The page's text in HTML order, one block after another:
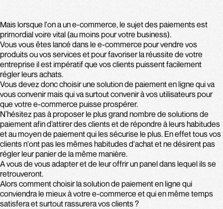
Body
Mais lorsque l'on a un e-commerce, le sujet des paiements est
primordial voire vital (au moins pour votre business).
Vous vous êtes lancé dans le e-commerce pour vendre vos
produits ou vos services et pour favoriser la réussite de votre
entreprise il est impératif que vos clients puissent facilement
régler leurs achats.
Vous devez donc choisir une solution de paiement en ligne qui va
vous convenir mais qui va surtout convenir à vos utilisateurs pour
que votre e-commerce puisse prospérer.
N’hésitez pas à proposer le plus grand nombre de solutions de
paiement afin d’attirer des clients et de répondre à leurs habitudes
et au moyen de paiement qui les sécurise le plus. En effet tous vos
clients n'ont pas les mêmes habitudes d'achat et ne désirent pas
régler leur panier de la même manière.
A vous de vous adapter et de leur offrir un panel dans lequel ils se
retrouveront.
Alors comment choisir la solution de paiement en ligne qui
conviendra le mieux à votre e-commerce et qui en même temps
satisfera et surtout rassurera vos clients ?